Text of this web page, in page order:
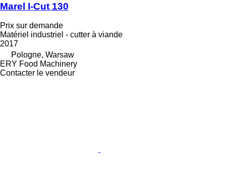
Marel I-Cut 130
Prix sur demande
Matériel industriel - cutter à viande
2017
Pologne, Warsaw
ERY Food Machinery
Contacter le vendeur